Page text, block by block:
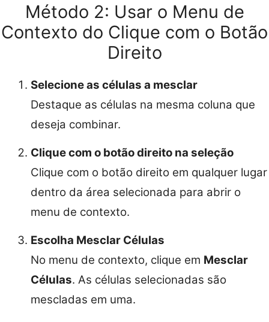
Método 2: Usar o Menu de
Contexto do Clique com o Botão
Direito
Selecione as células a mesclar
Destaque as células na mesma coluna que
deseja combinar.
Clique com o botão direito na seleção
Clique com o botão direito em qualquer lugar
dentro da área selecionada para abrir o
menu de contexto.
Escolha Mesclar Células
No menu de contexto, clique em Mesclar
Células. As células selecionadas são
mescladas em uma.